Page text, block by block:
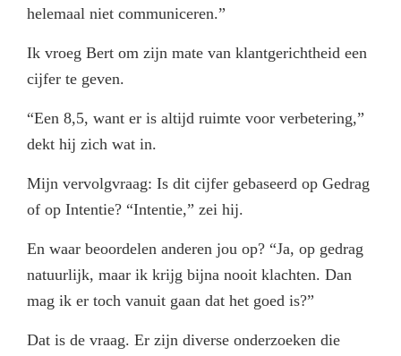
helemaal niet communiceren.”
Ik vroeg Bert om zijn mate van klantgerichtheid een
cijfer te geven.
“Een 8,5, want er is altijd ruimte voor verbetering,”
dekt hij zich wat in.
Mijn vervolgvraag: Is dit cijfer gebaseerd op Gedrag
of op Intentie? “Intentie,” zei hij.
En waar beoordelen anderen jou op? “Ja, op gedrag
natuurlijk, maar ik krijg bijna nooit klachten. Dan
mag ik er toch vanuit gaan dat het goed is?”
Dat is de vraag. Er zijn diverse onderzoeken die